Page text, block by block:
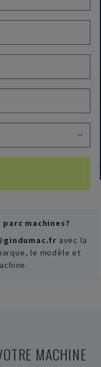
machines?
avec la
le modèle et
MACHINE